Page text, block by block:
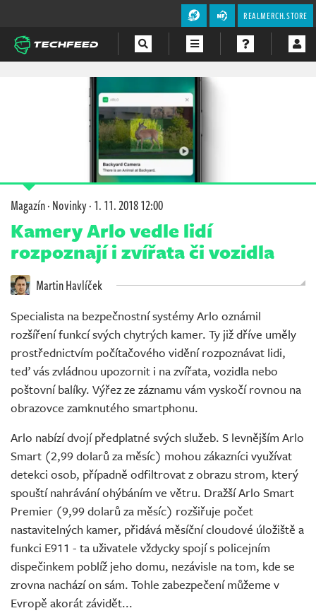
REALMERCH.STORE
Magazín·Novinky·1. 11. 2018 12:00
Kamery Arlo vedle lidí
rozpoznají i zvířata či vozidla
Martin Havlíček
Specialista na bezpečnostní systémy Arlo oznámil
rozšíření funkcí svých chytrých kamer. Ty již dříve uměly
prostřednictvím počítačového vidění rozpoznávat lidi,
teď vás zvládnou upozornit i na zvířata, vozidla nebo
poštovní balíky. Výřez ze záznamu vám vyskočí rovnou na
obrazovce zamknutého smartphonu.
Arlo nabízí dvojí předplatné svých služeb. S levnějším Arlo
Smart (2,99 dolarů za měsíc) mohou zákazníci využívat
detekci osob, případně odfiltrovat z obrazu strom, který
spouští nahrávání ohýbáním ve větru. Dražší Arlo Smart
Premier (9,99 dolarů za měsíc) rozšiřuje počet
nastavitelných kamer, přidává měsíční cloudové úložiště a
funkci E911 - ta uživatele vždycky spojí s policejním
dispečinkem poblíž jeho domu, nezávisle na tom, kde se
zrovna nachází on sám. Tohle zabezpečení můžeme v
Evropě akorát závidět...